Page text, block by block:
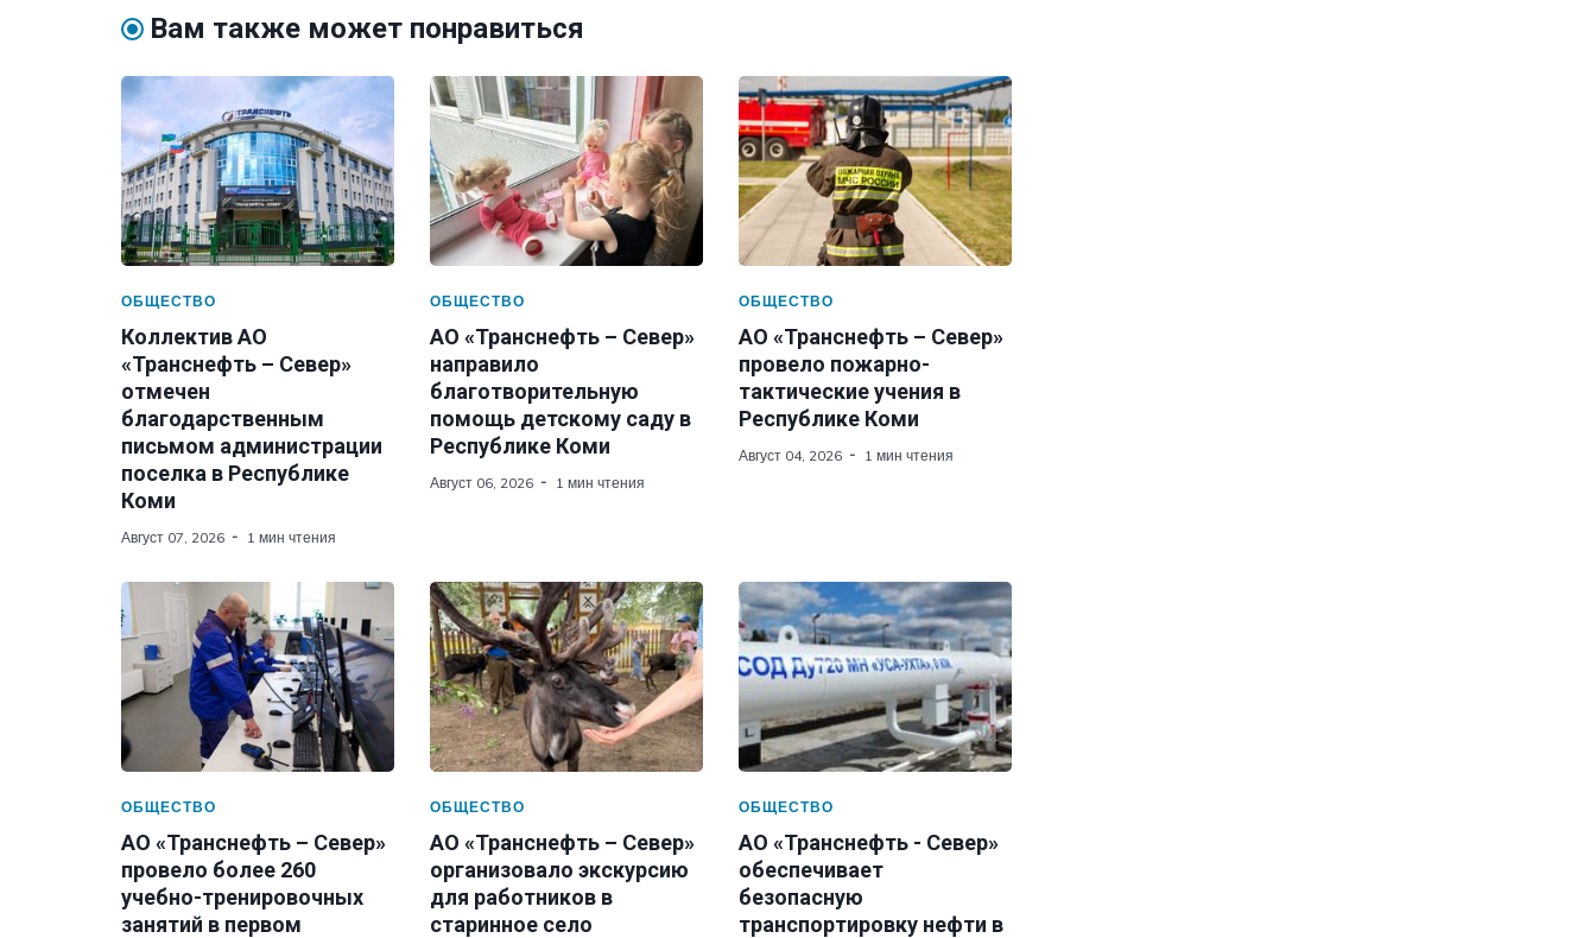
Вам также может понравиться
ОБЩЕСТВО
Коллектив АО
«Транснефть – Север»
отмечен
благодарственным
письмом администрации
поселка в Республике
Коми
Август 07, 2026 1 мин чтения
ОБЩЕСТВО
АО «Транснефть – Север»
направило
благотворительную
помощь детскому саду в
Республике Коми
Август 06, 2026 1 мин чтения
ОБЩЕСТВО
АО «Транснефть – Север»
провело пожарно-
тактические учения в
Республике Коми
Август 04, 2026 1 мин чтения
ОБЩЕСТВО
АО «Транснефть – Север»
провело более 260
учебно-тренировочных
занятий в первом
ОБЩЕСТВО
АО «Транснефть – Север»
организовало экскурсию
для работников в
старинное село
ОБЩЕСТВО
АО «Транснефть - Север»
обеспечивает
безопасную
транспортировку нефти в